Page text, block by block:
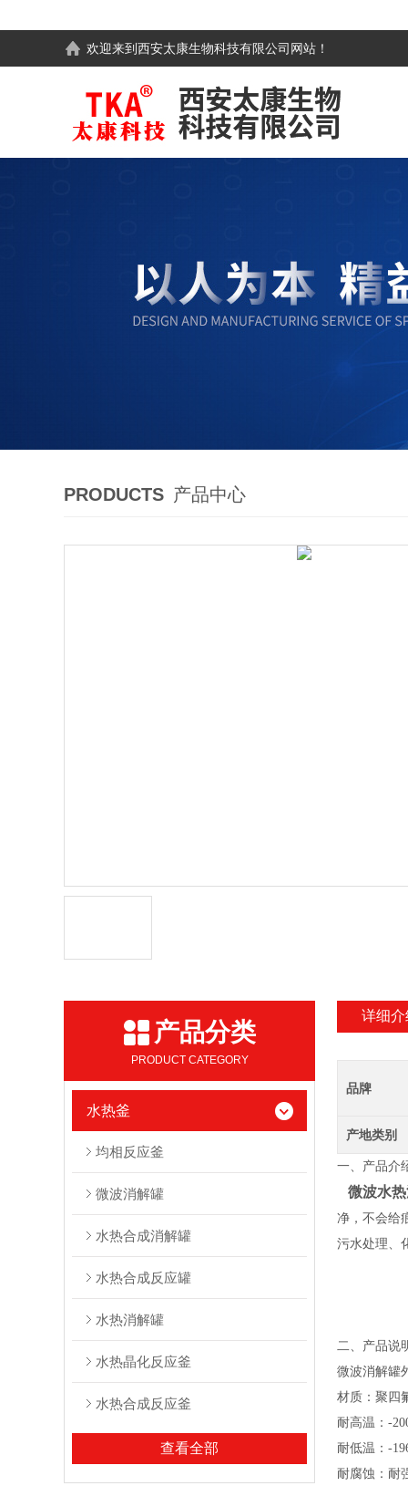
欢迎来到西安太康生物科技有限公司 网站！
PRODUCTS 产品中心
产品分类
PRODUCT CATEGORY
水热釜
均相反应釜
微波消解罐
水热合成消解罐
水热合成反应罐
水热消解罐
水热晶化反应釜
水热合成反应釜
查看全部
详细介
品牌
产地类别
一、 产品介
微波水
净，不会给
污水处理、
二、 产品说
微波消解罐
材质：聚四
耐高温：-
耐低温：-
耐腐蚀：耐